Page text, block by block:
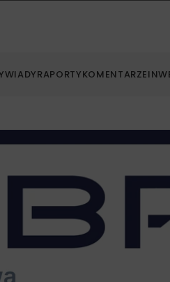
RAPORTYKOMENTARZE